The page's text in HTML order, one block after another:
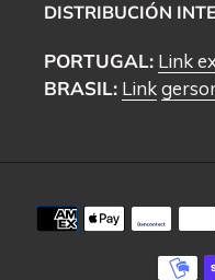
DISTRIBUCIÓN
PORTUGAL: Link
BRASIL: Link